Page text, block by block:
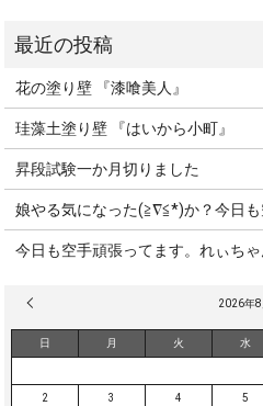
花の塗り壁 『漆喰美人』
珪藻土塗り壁 『はいから小町』
昇段試験一か月切りました
娘やる気になった(≧∇≦*)か？今日も
今日も空手頑張ってます。れぃちゃ
2026年8
日 月 火 水
2 3 4 5